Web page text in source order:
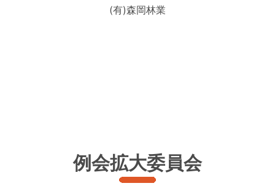
(有)森岡林業
例会拡大委員会